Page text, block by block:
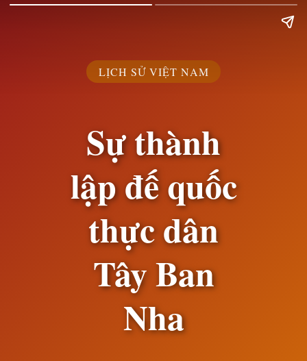
LỊCH SỬ VIỆT NAM
Sự thành
lập đế quốc
thực dân
Tây Ban
Nha